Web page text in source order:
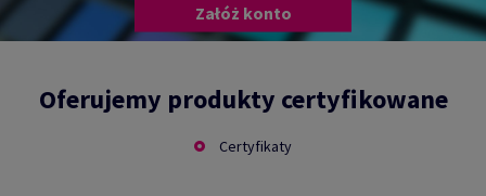
Załóż konto
Oferujemy produkty certyfikowane
Certyfikaty